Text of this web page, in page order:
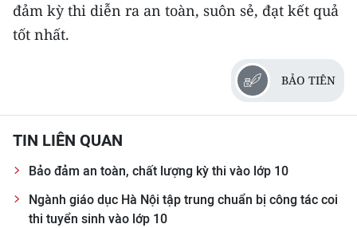
TIN ĐỊA PHƯƠNG
Duyên hải Nam Trung Bộ và Tây
Nguyên
Đông Nam Bộ
đảm kỳ thi diễn ra an toàn, suôn sẻ, đạt kết quả
tốt nhất.
BẢO TIÊN
TIN LIÊN QUAN
Bảo đảm an toàn, chất lượng kỳ thi vào lớp 10
Ngành giáo dục Hà Nội tập trung chuẩn bị công tác coi
thi tuyển sinh vào lớp 10